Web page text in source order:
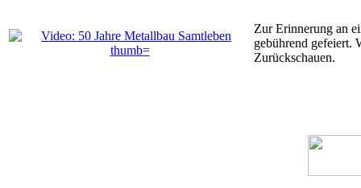
Zur Erinnerung an
gebührend gefeiert.
Zurückschauen.